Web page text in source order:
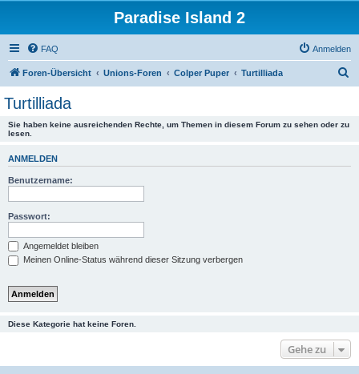
Paradise Island 2
FAQ Anmelden
Foren-Übersicht Unions-Foren Colper Puper Turtilliada
Turtilliada
Sie haben keine ausreichenden Rechte, um Themen in diesem Forum zu sehen oder zu
lesen.
ANMELDEN
Benutzername:
Passwort:
Angemeldet bleiben
Meinen Online-Status während dieser Sitzung verbergen
Diese Kategorie hat keine Foren.
Gehe zu